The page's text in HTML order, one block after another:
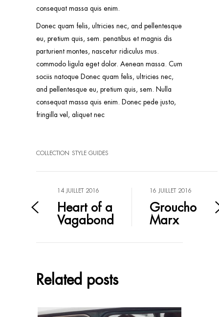
consequat massa quis enim.
Donec quam felis, ultricies nec, and pellentesque
eu, pretium quis, sem. penatibus et magnis dis
parturient montes, nascetur ridiculus mus.
commodo ligula eget dolor. Aenean massa. Cum
sociis natoque Donec quam felis, ultricies nec,
and pellentesque eu, pretium quis, sem. Nulla
consequat massa quis enim. Donec pede justo,
fringilla vel, aliquet nec
COLLECTION STYLE GUIDES
14 JUILLET 2016
Heart of a
Vagabond
16 JUILLET 2016
Groucho
Marx
Related posts